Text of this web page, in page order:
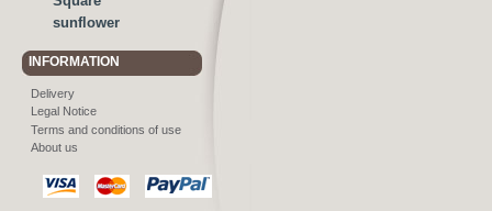
sunflower
INFORMATION
Delivery
Legal Notice
Terms and conditions of use
About us